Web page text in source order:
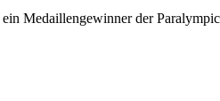
Medaillengewinner der